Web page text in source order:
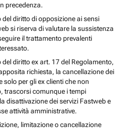
precedenza.
del diritto di opposizione ai sensi
si riserva di valutare la sussistenza
il trattamento prevalenti
del diritto ex art. 17 del Regolamento,
richiesta, la cancellazione dei
per gli ex clienti che non
trascorsi comunque i tempi
disattivazione dei servizi Fastweb e
attività amministrative.
limitazione o cancellazione